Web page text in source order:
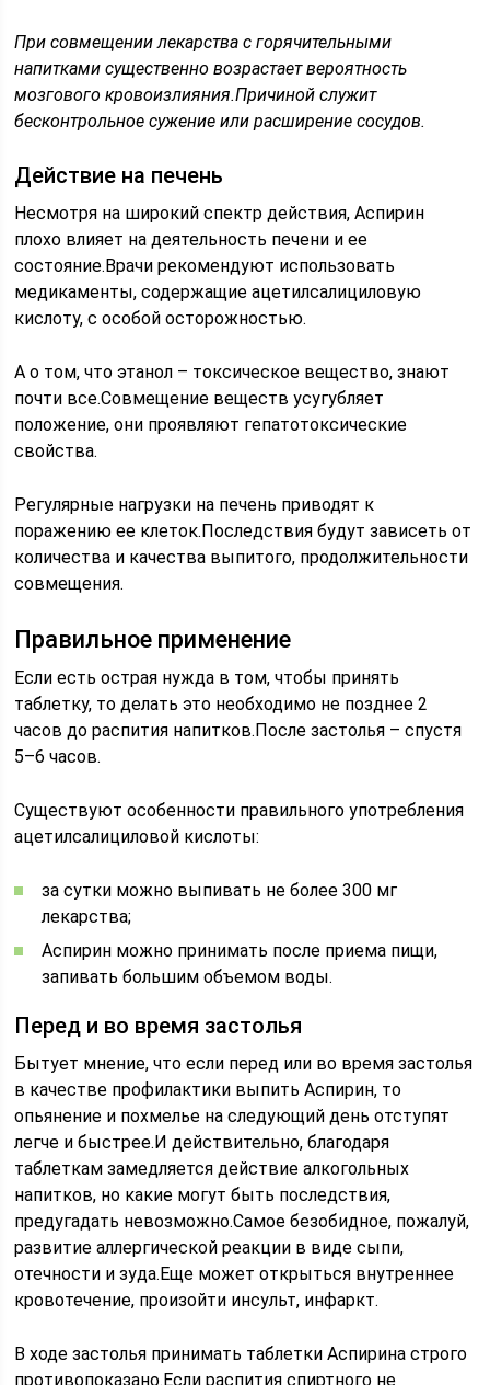
При совмещении лекарства с горячительными
напитками существенно возрастает вероятность
мозгового кровоизлияния.Причиной служит
бесконтрольное сужение или расширение сосудов.
Действие на печень
Несмотря на широкий спектр действия, Аспирин
плохо влияет на деятельность печени и ее
состояние.Врачи рекомендуют использовать
медикаменты, содержащие ацетилсалициловую
кислоту, с особой осторожностью.
А о том, что этанол – токсическое вещество, знают
почти все.Совмещение веществ усугубляет
положение, они проявляют гепатотоксические
свойства.
Регулярные нагрузки на печень приводят к
поражению ее клеток.Последствия будут зависеть от
количества и качества выпитого, продолжительности
совмещения.
Правильное применение
Если есть острая нужда в том, чтобы принять
таблетку, то делать это необходимо не позднее 2
часов до распития напитков.После застолья – спустя
5–6 часов.
Существуют особенности правильного употребления
ацетилсалициловой кислоты:
за сутки можно выпивать не более 300 мг
лекарства;
Аспирин можно принимать после приема пищи,
запивать большим объемом воды.
Перед и во время застолья
Бытует мнение, что если перед или во время застолья
в качестве профилактики выпить Аспирин, то
опьянение и похмелье на следующий день отступят
легче и быстрее.И действительно, благодаря
таблеткам замедляется действие алкогольных
напитков, но какие могут быть последствия,
предугадать невозможно.Самое безобидное, пожалуй,
развитие аллергической реакции в виде сыпи,
отечности и зуда.Еще может открыться внутреннее
кровотечение, произойти инсульт, инфаркт.
В ходе застолья принимать таблетки Аспирина строго
противопоказано.Если распития спиртного не